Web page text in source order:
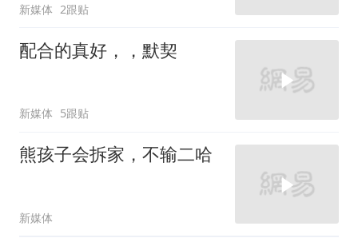
新媒体 2跟贴
配合的真好，，默契
新媒体 5跟贴
熊孩子会拆家，不输二哈
新媒体